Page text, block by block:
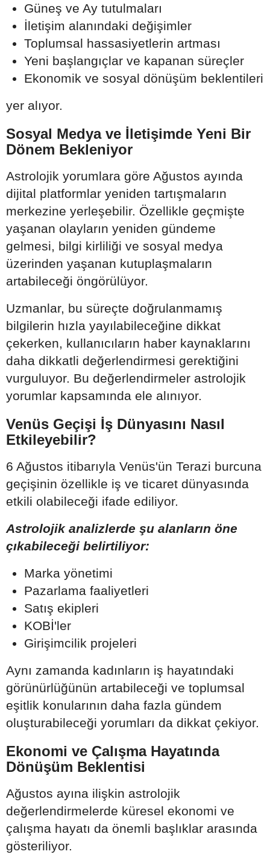
Güneş ve Ay tutulmaları
İletişim alanındaki değişimler
Toplumsal hassasiyetlerin artması
Yeni başlangıçlar ve kapanan süreçler
Ekonomik ve sosyal dönüşüm beklentileri
yer alıyor.
Sosyal Medya ve İletişimde Yeni Bir
Dönem Bekleniyor
Astrolojik yorumlara göre Ağustos ayında
dijital platformlar yeniden tartışmaların
merkezine yerleşebilir. Özellikle geçmişte
yaşanan olayların yeniden gündeme
gelmesi, bilgi kirliliği ve sosyal medya
üzerinden yaşanan kutuplaşmaların
artabileceği öngörülüyor.
Uzmanlar, bu süreçte doğrulanmamış
bilgilerin hızla yayılabileceğine dikkat
çekerken, kullanıcıların haber kaynaklarını
daha dikkatli değerlendirmesi gerektiğini
vurguluyor. Bu değerlendirmeler astrolojik
yorumlar kapsamında ele alınıyor.
Venüs Geçişi İş Dünyasını Nasıl
Etkileyebilir?
6 Ağustos itibarıyla Venüs'ün Terazi burcuna
geçişinin özellikle iş ve ticaret dünyasında
etkili olabileceği ifade ediliyor.
Astrolojik analizlerde şu alanların öne
çıkabileceği belirtiliyor:
Marka yönetimi
Pazarlama faaliyetleri
Satış ekipleri
KOBİ'ler
Girişimcilik projeleri
Aynı zamanda kadınların iş hayatındaki
görünürlüğünün artabileceği ve toplumsal
eşitlik konularının daha fazla gündem
oluşturabileceği yorumları da dikkat çekiyor.
Ekonomi ve Çalışma Hayatında
Dönüşüm Beklentisi
Ağustos ayına ilişkin astrolojik
değerlendirmelerde küresel ekonomi ve
çalışma hayatı da önemli başlıklar arasında
gösteriliyor.